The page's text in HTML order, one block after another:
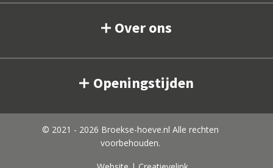
Over ons
Openingstijden
© 2021 - 2026 Broekse-hoeve.nl Alle rechten
voorbehouden.